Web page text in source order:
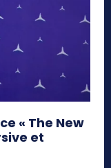
« The New
et